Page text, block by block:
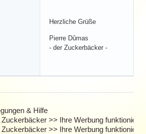
Herzliche Grüße
Pierre Dûmas
- der Zuckerbäcker -
& Hilfe
>> Ihre Werbung funktioniert !
>> Ihre Werbung funktioniert !